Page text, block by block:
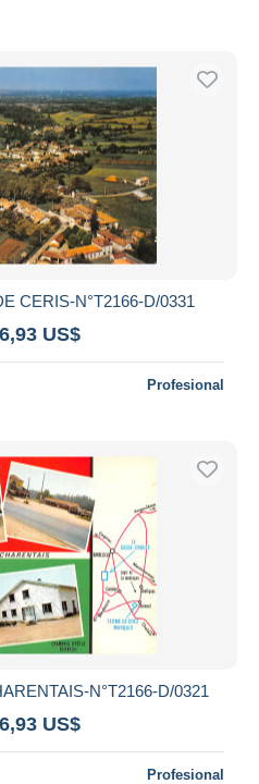
CERIS-N°T2166-D/0331
US$
Profesional
N°T2166-D/0321
US$
Profesional